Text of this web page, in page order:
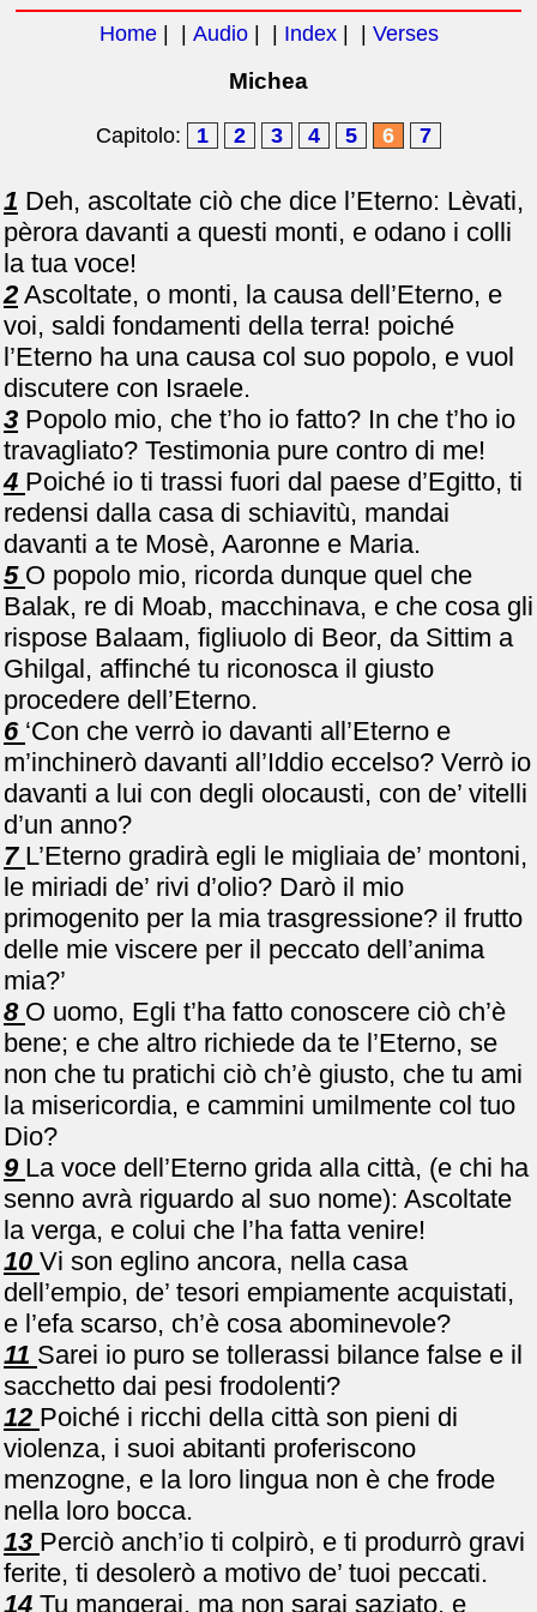
Home| | Audio| | Index| | Verses
Michea
Capitolo: 1 2 3 4 5 6 7
1 Deh, ascoltate ciò che dice l’Eterno: Lèvati,
pèrora davanti a questi monti, e odano i colli
la tua voce!
2 Ascoltate, o monti, la causa dell’Eterno, e
voi, saldi fondamenti della terra! poiché
l’Eterno ha una causa col suo popolo, e vuol
discutere con Israele.
3 Popolo mio, che t’ho io fatto? In che t’ho io
travagliato? Testimonia pure contro di me!
4 Poiché io ti trassi fuori dal paese d’Egitto, ti
redensi dalla casa di schiavitù, mandai
davanti a te Mosè, Aaronne e Maria.
5 O popolo mio, ricorda dunque quel che
Balak, re di Moab, macchinava, e che cosa gli
rispose Balaam, figliuolo di Beor, da Sittim a
Ghilgal, affinché tu riconosca il giusto
procedere dell’Eterno.
6 ‘Con che verrò io davanti all’Eterno e
m’inchinerò davanti all’Iddio eccelso? Verrò io
davanti a lui con degli olocausti, con de’ vitelli
d’un anno?
7 L’Eterno gradirà egli le migliaia de’ montoni,
le miriadi de’ rivi d’olio? Darò il mio
primogenito per la mia trasgressione? il frutto
delle mie viscere per il peccato dell’anima
mia?’
8 O uomo, Egli t’ha fatto conoscere ciò ch’è
bene; e che altro richiede da te l’Eterno, se
non che tu pratichi ciò ch’è giusto, che tu ami
la misericordia, e cammini umilmente col tuo
Dio?
9 La voce dell’Eterno grida alla città, (e chi ha
senno avrà riguardo al suo nome): Ascoltate
la verga, e colui che l’ha fatta venire!
10 Vi son eglino ancora, nella casa
dell’empio, de’ tesori empiamente acquistati,
e l’efa scarso, ch’è cosa abominevole?
11 Sarei io puro se tollerassi bilance false e il
sacchetto dai pesi frodolenti?
12 Poiché i ricchi della città son pieni di
violenza, i suoi abitanti proferiscono
menzogne, e la loro lingua non è che frode
nella loro bocca.
13 Perciò anch’io ti colpirò, e ti produrrò gravi
ferite, ti desolerò a motivo de’ tuoi peccati.
14 Tu mangerai, ma non sarai saziato, e